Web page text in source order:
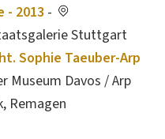
- 2013 -
Stuttgart
Sophie Taeuber-Arp
Museum Davos / Arp
Remagen